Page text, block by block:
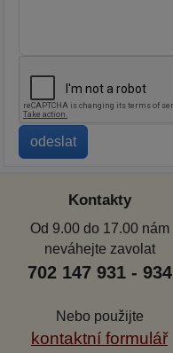
Kontakty
Od 9.00 do 17.00 nám
neváhejte zavolat
702 147 931 - 934
Nebo použijte
kontaktní formulář